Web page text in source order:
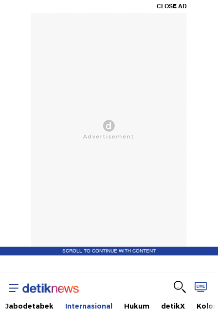
CLOSE AD
SCROLL TO CONTINUE WITH CONTENT
Jabodetabek Internasional Hukum detikX